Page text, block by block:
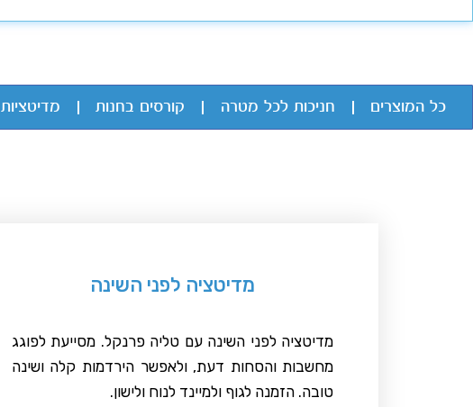
כל המוצרים חניכות לכל מטרה קורסים בחנות מדיטציות
מדיטציה לפני השינה
מדיטציה לפני השינה עם טליה פרנקל. מסייעת לפוגג
מחשבות והסחות דעת, ולאפשר הירדמות קלה ושינה
טובה. הזמנה לגוף ולמיינד לנוח ולישון.